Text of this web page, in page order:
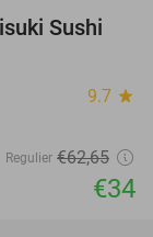
46%
Sushi
9.7 star
Regulier €62,65
€34